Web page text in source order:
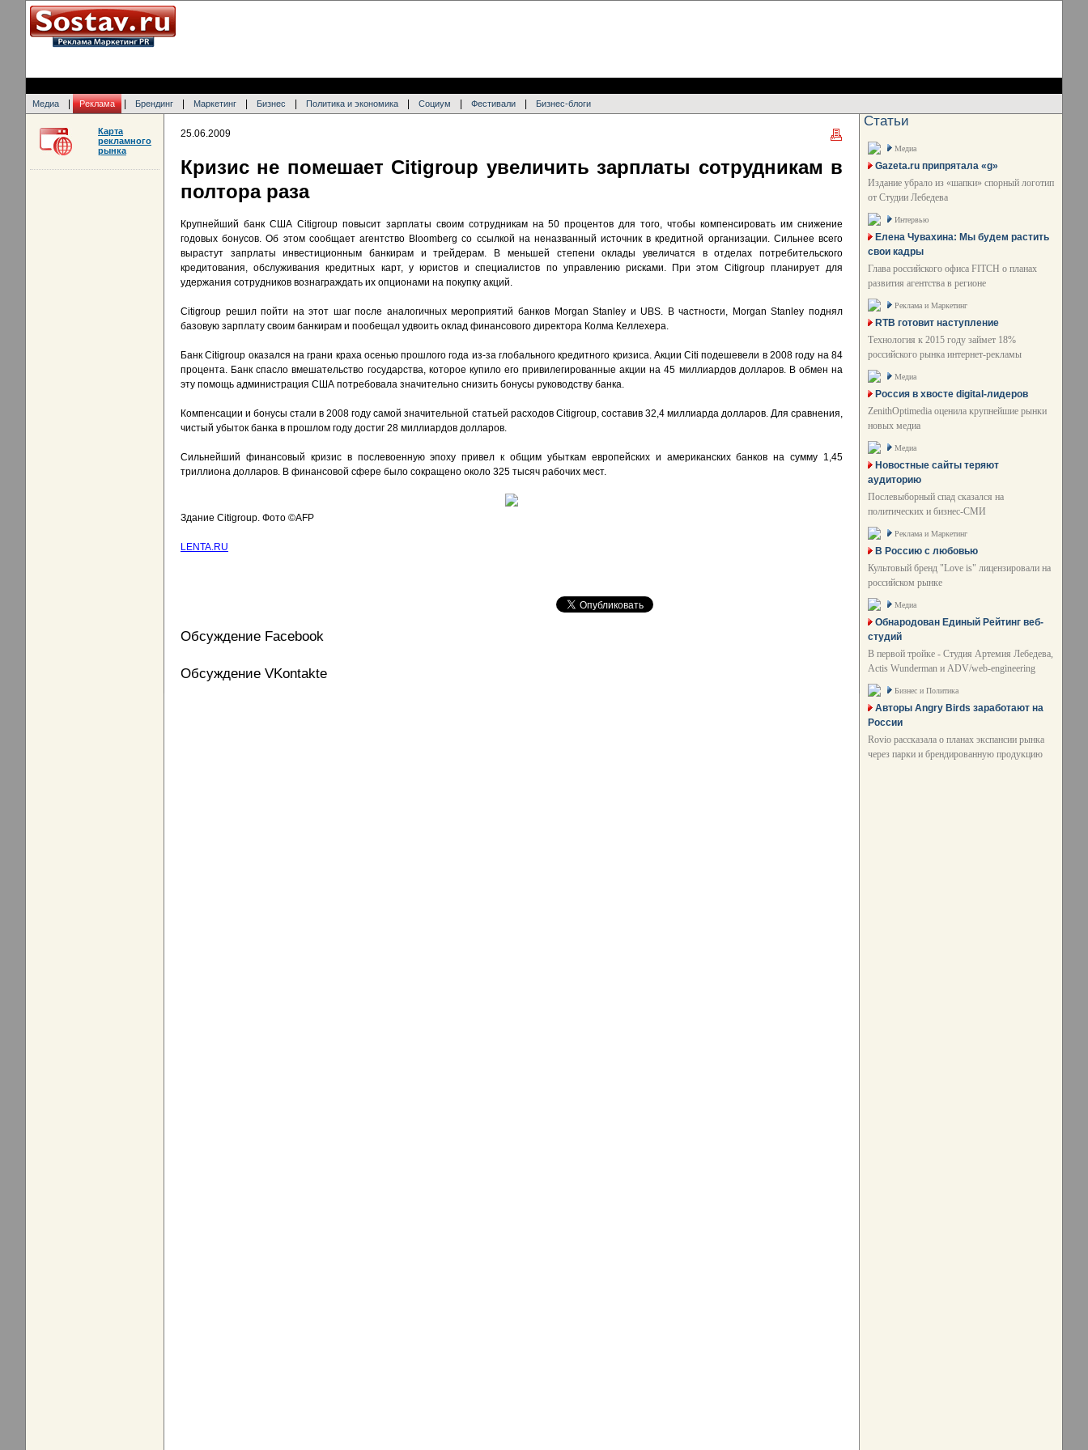
Медиа Реклама Брендинг Маркетинг Бизнес Политика и экономика Социум Фестивали Бизнес-блоги
25.06.2009
Кризис не помешает Citigroup увеличить зарплаты сотрудникам в
полтора раза
Крупнейший банк США Citigroup повысит зарплаты своим сотрудникам на 50 процентов для того, чтобы компенсировать им снижение
годовых бонусов. Об этом сообщает агентство Bloomberg со ссылкой на неназванный источник в кредитной организации. Сильнее всего
вырастут запрлаты инвестиционным банкирам и трейдерам. В меньшей степени оклады увеличатся в отделах потребительского
кредитования, обслуживания кредитных карт, у юристов и специалистов по управлению рисками. При этом Citigroup планирует для
удержания сотрудников вознаграждать их опционами на покупку акций.
Citigroup решил пойти на этот шаг после аналогичных мероприятий банков Morgan Stanley и UBS. В частности, Morgan Stanley поднял
базовую зарплату своим банкирам и пообещал удвоить оклад финансового директора Колма Келлехера.
Банк Citigroup оказался на грани краха осенью прошлого года из-за глобального кредитного кризиса. Акции Citi подешевели в 2008 году на 84
процента. Банк спасло вмешательство государства, которое купило его привилегированные акции на 45 миллиардов долларов. В обмен на
эту помощь администрация США потребовала значительно снизить бонусы руководству банка.
Компенсации и бонусы стали в 2008 году самой значительной статьей расходов Citigroup, составив 32,4 миллиарда долларов. Для сравнения,
чистый убыток банка в прошлом году достиг 28 миллиардов долларов.
Сильнейший финансовый кризис в послевоенную эпоху привел к общим убыткам европейских и американских банков на сумму 1,45
триллиона долларов. В финансовой сфере было сокращено около 325 тысяч рабочих мест.
Здание Citigroup. Фото ©AFP
LENTA.RU
Обсуждение Facebook
Обсуждение VKontakte
Карта
рекламного
рынка
Статьи
Медиа
Gazeta.ru припрятала «g»
Издание убрало из «шапки» спорный логотип
от Студии Лебедева
Интервью
Елена Чувахина: Мы будем растить
свои кадры
Глава российского офиса FITCH о планах
развития агентства в регионе
Реклама и Маркетинг
RTB готовит наступление
Технология к 2015 году займет 18%
российского рынка интернет-рекламы
Медиа
Россия в хвосте digital-лидеров
ZenithOptimedia оценила крупнейшие рынки
новых медиа
Медиа
Новостные сайты теряют
аудиторию
Послевыборный спад сказался на
политических и бизнес-СМИ
Реклама и Маркетинг
В Россию с любовью
Культовый бренд "Love is" лицензировали на
российском рынке
Медиа
Обнародован Единый Рейтинг веб-
студий
В первой тройке - Студия Артемия Лебедева,
Actis Wunderman и ADV/web-engineering
Бизнес и Политика
Авторы Angry Birds заработают на
России
Rovio рассказала о планах экспансии рынка
через парки и брендированную продукцию